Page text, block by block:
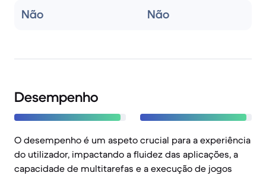
Não Não
Desempenho
O desempenho é um aspeto crucial para a experiência
do utilizador, impactando a fluidez das aplicações, a
capacidade de multitarefas e a execução de jogos